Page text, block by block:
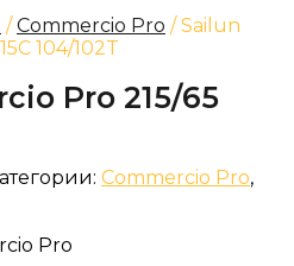
/Commercio Pro / Sailun
104/102T
Pro 215/65
Commercio Pro,
Pro